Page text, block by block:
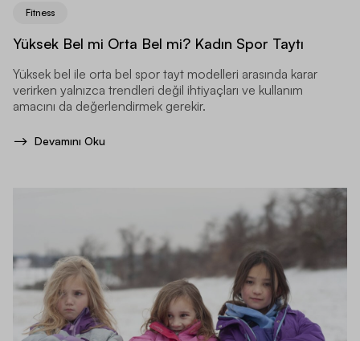
Fitness
Yüksek Bel mi Orta Bel mi? Kadın Spor Taytı
Yüksek bel ile orta bel spor tayt modelleri arasında karar
verirken yalnızca trendleri değil ihtiyaçları ve kullanım
amacını da değerlendirmek gerekir.
Devamını Oku